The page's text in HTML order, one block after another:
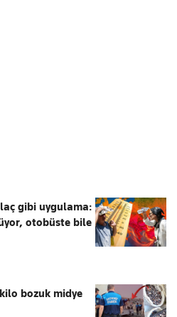
gibi uygulama:
otobüste bile
bozuk midye